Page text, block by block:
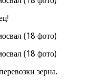
зерна.